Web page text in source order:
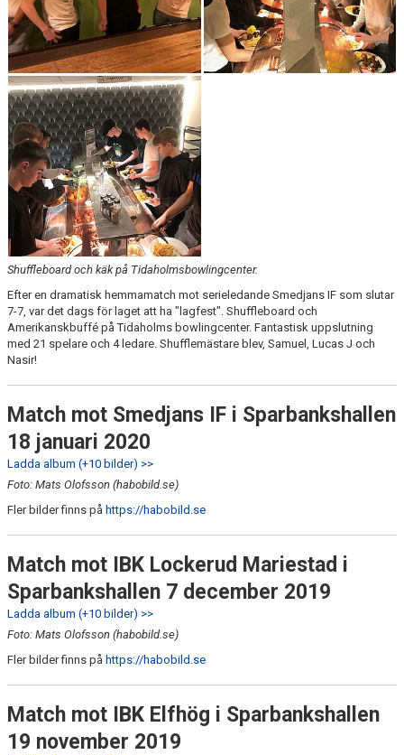
Shuffleboard och käk på Tidaholmsbowlingcenter.
Efter en dramatisk hemmamatch mot serieledande Smedjans IF som slutar
7-7, var det dags för laget att ha "lagfest". Shuffleboard och
Amerikanskbuffé på Tidaholms bowlingcenter. Fantastisk uppslutning
med 21 spelare och 4 ledare. Shufflemästare blev, Samuel, Lucas J och
Nasir!
Match mot Smedjans IF i Sparbankshallen
18 januari 2020
Ladda album (+10 bilder) >>
Foto: Mats Olofsson (habobild.se)
Fler bilder finns på https://habobild.se
Match mot IBK Lockerud Mariestad i
Sparbankshallen 7 december 2019
Ladda album (+10 bilder) >>
Foto: Mats Olofsson (habobild.se)
Fler bilder finns på https://habobild.se
Match mot IBK Elfhög i Sparbankshallen
19 november 2019